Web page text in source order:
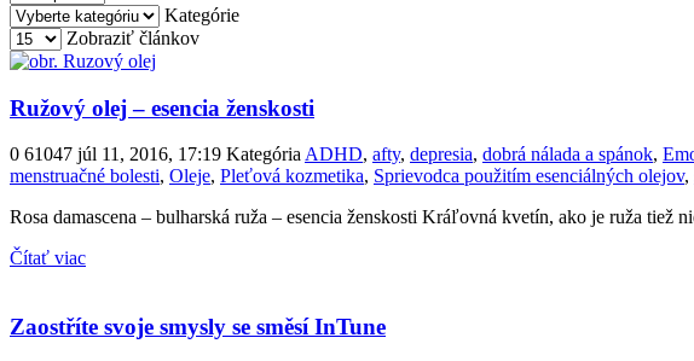
Kategórie
Zobraziť článkov
Ružový olej – esencia ženskosti
0 61047 júl 11, 2016, 17:19 Kategória ADHD, afty, depresia, dobrá nálada a spánok,
menstruačné bolesti, Oleje, Pleťová kozmetika, Sprievodca použitím esenciálných olejov,
Rosa damascena – bulharská ruža – esencia ženskosti Kráľovná kvetín, ako je ruža
Čítať viac
Zaostříte svoje smysly se směsí InTune